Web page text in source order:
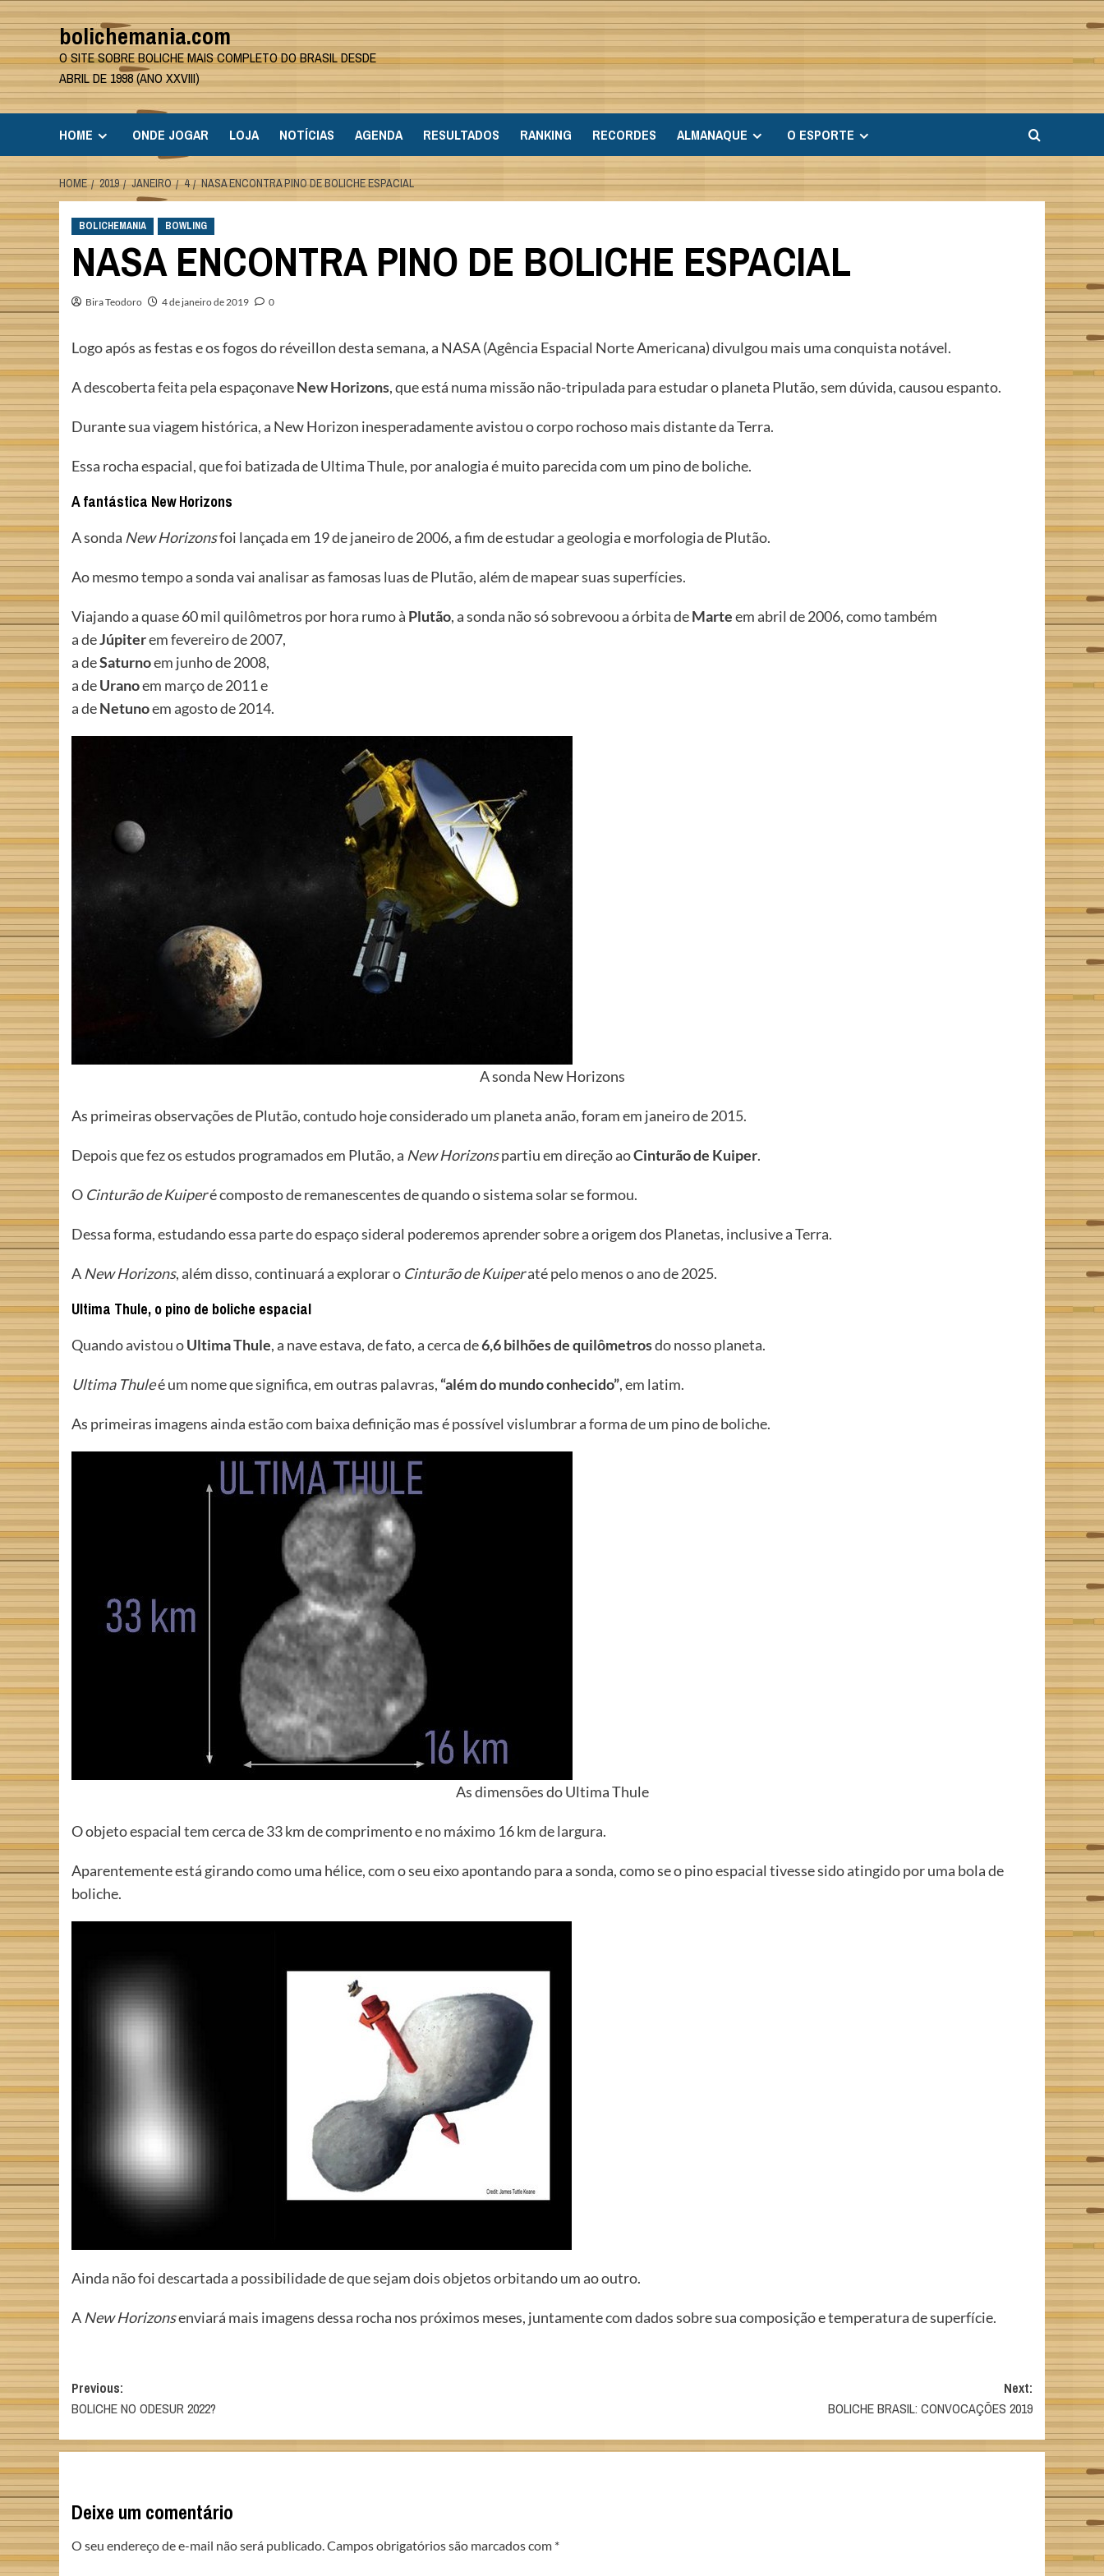
Skip
to
content
bolichemania.com
O SITE SOBRE BOLICHE MAIS COMPLETO DO BRASIL DESDE
ABRIL DE 1998 (ANO XXVIII)
HOME ONDE JOGAR LOJA NOTÍCIAS AGENDA RESULTADOS RANKING RECORDES ALMANAQUE O ESPORTE
HOME 2019 JANEIRO 4 NASA ENCONTRA PINO DE BOLICHE ESPACIAL
BOLICHEMANIA BOWLING
NASA ENCONTRA PINO DE BOLICHE ESPACIAL
Bira Teodoro 4 de janeiro de 2019 0
Logo após as festas e os fogos do réveillon desta semana, a NASA (Agência Espacial Norte Americana) divulgou mais uma conquista notável.
A descoberta feita pela espaçonaveNew Horizons, que está numa missão não-tripulada para estudar o planeta Plutão, sem dúvida, causou espanto.
Durante sua viagem histórica, a New Horizon inesperadamente avistou o corpo rochoso mais distante da Terra.
Essa rocha espacial, que foi batizada de Ultima Thule, por analogia é muito parecida com um pino de boliche.
A fantástica New Horizons
A sonda New Horizonsfoi lançada em 19 de janeiro de 2006, a fim de estudar a geologia e morfologia de Plutão.
Ao mesmo tempo a sonda vai analisar as famosas luas de Plutão, além de mapear suas superfícies.
Viajando a quase 60 mil quilômetros por hora rumo à Plutão, a sonda não só sobrevoou a órbita deMarteem abril de 2006, como também
a deJúpiterem fevereiro de 2007,
a deSaturnoem junho de 2008,
a deUranoem março de 2011 e
a deNetunoem agosto de 2014.
A sonda New Horizons
As primeiras observações de Plutão, contudo hoje considerado um planeta anão, foram em janeiro de 2015.
Depois que fez os estudos programados em Plutão, a New Horizonspartiu em direção aoCinturão de Kuiper.
O Cinturão de Kuiperé composto de remanescentes de quando o sistema solar se formou.
Dessa forma, estudando essa parte do espaço sideral poderemos aprender sobre a origem dos Planetas, inclusive a Terra.
A New Horizons, além disso, continuará a explorar o Cinturão de Kuiperaté pelo menos o ano de 2025.
Ultima Thule, o pino de boliche espacial
Quando avistou oUltima Thule, a nave estava, de fato, a cerca de6,6 bilhões de quilômetrosdo nosso planeta.
Ultima Thuleé um nome que significa, em outras palavras, “além do mundo conhecido”, em latim.
As primeiras imagens ainda estão com baixa definição mas é possível vislumbrar a forma de um pino de boliche.
As dimensões do Ultima Thule
O objeto espacial tem cerca de 33 km de comprimento e no máximo 16 km de largura.
Aparentemente está girando como uma hélice, com o seu eixo apontando para a sonda, como se o pino espacial tivesse sido atingido por uma bola de
boliche.
Ainda não foi descartada a possibilidade de que sejam dois objetos orbitando um ao outro.
A New Horizonsenviará mais imagens dessa rocha nos próximos meses, juntamente com dados sobre sua composição e temperatura de superfície.
Post
navigation
Previous:
BOLICHE NO ODESUR 2022?
Next:
BOLICHE BRASIL: CONVOCAÇÕES 2019
Deixe um comentário
O seu endereço de e-mail não será publicado.Campos obrigatórios são marcados com *